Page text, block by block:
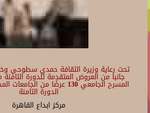
تحت رعاية وزيرة الثقافة حمدي سطوحي
جانبا من العروض المتقدمة للدورة
المسرح الجامعي 130 عرضًا من
الدورة الثامنة
مركز ابداع القاهرة